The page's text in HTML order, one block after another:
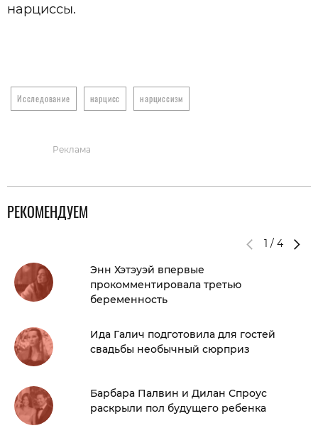
нарциссы.
Исследование нарцисс нарциссизм
Реклама
РЕКОМЕНДУЕМ
1 / 4
Энн Хэтэуэй впервые
прокомментировала третью
беременность
Ида Галич подготовила для гостей
свадьбы необычный сюрприз
Барбара Палвин и Дилан Спроус
раскрыли пол будущего ребенка